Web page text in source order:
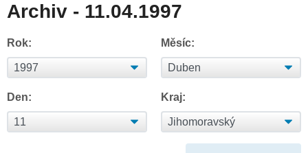
Archiv - 11.04.1997
Rok: Měsíc:
Den: Kraj: